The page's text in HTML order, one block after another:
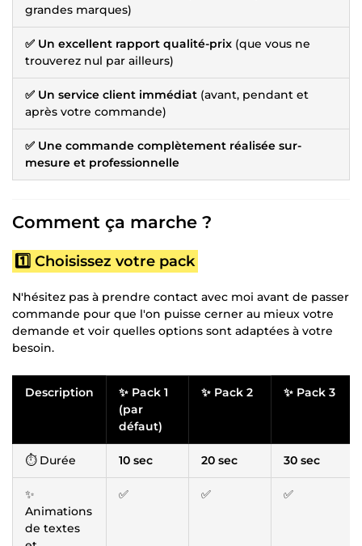
grandes marques)
✅ Un excellent rapport qualité-prix (que vous ne
trouverez nul par ailleurs)
✅ Un service client immédiat (avant, pendant et
après votre commande)
✅ Une commande complètement réalisée sur-
mesure et professionnelle
Comment ça marche ?
1️⃣ Choisissez votre pack
N'hésitez pas à prendre contact avec moi avant de passer
commande pour que l'on puisse cerner au mieux votre
demande et voir quelles options sont adaptées à votre
besoin.
Description
✨ Pack 1
(par
défaut)
✨ Pack 2 ✨ Pack 3
⏱ Durée 10 sec 20 sec 30 sec
✨
Animations
de textes
✅ ✅ ✅